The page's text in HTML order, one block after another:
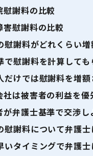
慰謝料の比較
害慰謝料の比較
慰謝料がどれくらい
で慰謝料を計算して
だけでは慰謝料を増
社は被害者の利益を
が弁護士基準で交渉
慰謝料について弁護
いタイミングで弁護